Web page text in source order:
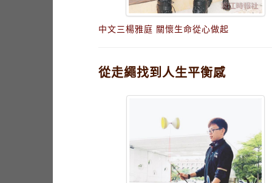
中文三楊雅庭 關懷生命從心做起
從走繩找到人生平衡感